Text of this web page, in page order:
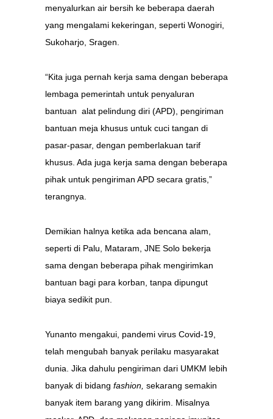
menyalurkan air bersih ke beberapa daerah
yang mengalami kekeringan, seperti Wonogiri,
Sukoharjo, Sragen.
“Kita juga pernah kerja sama dengan beberapa
lembaga pemerintah untuk penyaluran
bantuan alat pelindung diri (APD), pengiriman
bantuan meja khusus untuk cuci tangan di
pasar-pasar, dengan pemberlakuan tarif
khusus. Ada juga kerja sama dengan beberapa
pihak untuk pengiriman APD secara gratis,”
terangnya.
Demikian halnya ketika ada bencana alam,
seperti di Palu, Mataram, JNE Solo bekerja
sama dengan beberapa pihak mengirimkan
bantuan bagi para korban, tanpa dipungut
biaya sedikit pun.
Yunanto mengakui, pandemi virus Covid-19,
telah mengubah banyak perilaku masyarakat
dunia. Jika dahulu pengiriman dari UMKM lebih
banyak di bidang fashion, sekarang semakin
banyak item barang yang dikirim. Misalnya